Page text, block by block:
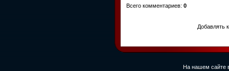
Всего комментариев: 0
Добавлять
На нашем сайте